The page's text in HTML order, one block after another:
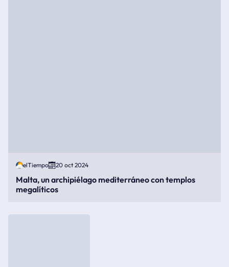
elTiempo 20 oct 2024
Malta, un archipiélago mediterráneo con templos
megalíticos